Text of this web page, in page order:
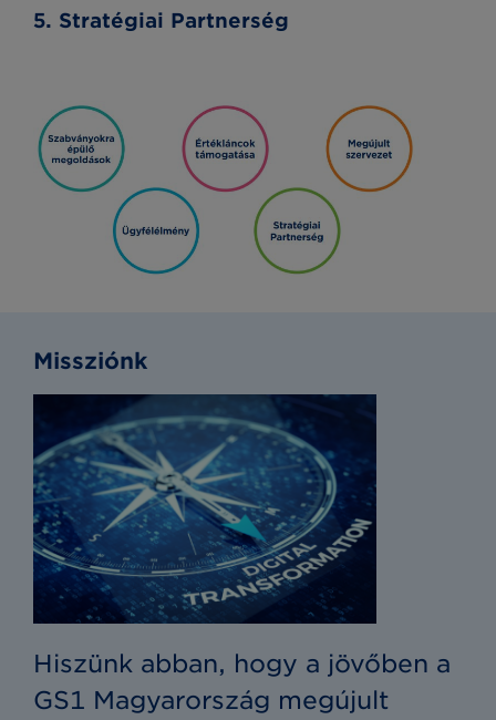
5. Stratégiai Partnerség
Missziónk
Hiszünk abban, hogy a jövőben a
GS1 Magyarország megújult